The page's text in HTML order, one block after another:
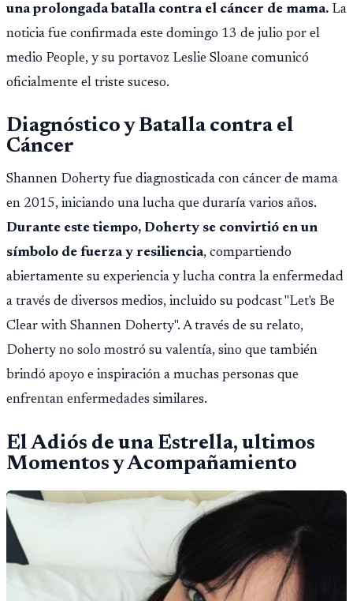
una prolongada batalla contra el cáncer de mama. La
noticia fue confirmada este domingo 13 de julio por el
medio People, y su portavoz Leslie Sloane comunicó
oficialmente el triste suceso.
Diagnóstico y Batalla contra el
Cáncer
Shannen Doherty fue diagnosticada con cáncer de mama
en 2015, iniciando una lucha que duraría varios años.
Durante este tiempo, Doherty se convirtió en un
símbolo de fuerza y resiliencia, compartiendo
abiertamente su experiencia y lucha contra la enfermedad
a través de diversos medios, incluido su podcast "Let's Be
Clear with Shannen Doherty". A través de su relato,
Doherty no solo mostró su valentía, sino que también
brindó apoyo e inspiración a muchas personas que
enfrentan enfermedades similares.
El Adiós de una Estrella, ultimos
Momentos y Acompañamiento